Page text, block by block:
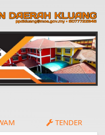
Next
TENDER